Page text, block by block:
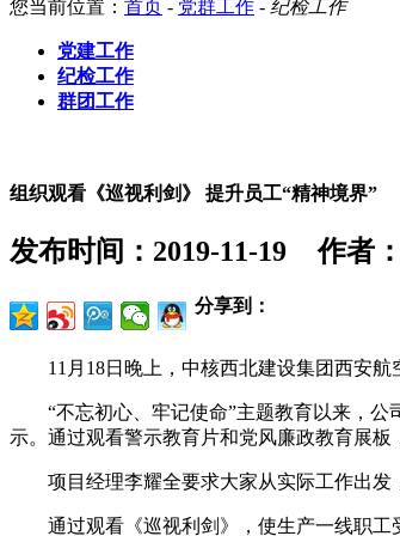
您当前位置： 首页 - 党群工作 - 纪检工作
党建工作
纪检工作
群团工作
组织观看《巡视利剑》 提升员工“精神境界”
发布时间：2019-11-19 作者
分享到：
11月18日晚上，中核西北建设集团西安
“不忘初心、牢记使命”主题教育以来，
示。通过观看警示教育片和党风廉政教育展
项目经理李耀全要求大家从实际工作出
通过观看《巡视利剑》，使生产一线职